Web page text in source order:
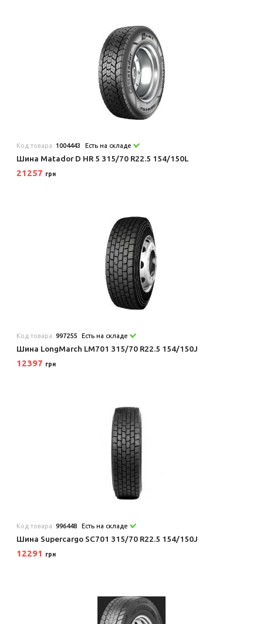
Код товара: 1004443 Есть на складе
Шина Matador D HR 5 315/70 R22.5 154/150L
21257 грн
Код товара:997255 Есть на складе
Шина LongMarch LM701 315/70 R22.5 154/150J
12397 грн
Код товара:996448 Есть на складе
Шина Supercargo SC701 315/70 R22.5 154/150J
12291 грн